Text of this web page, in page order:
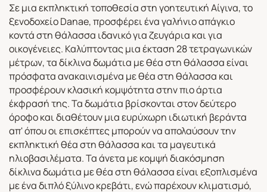
Σε μια εκπληκτική τοποθεσία στη γοητευτική Αίγινα, το
ξενοδοχείο Danae, προσφέρει ένα γαλήνιο απάγκιο
κοντά στη θάλασσα ιδανικό για ζευγάρια και για
οικογένειες. Καλύπτοντας μια έκταση 28 τετραγωνικών
μέτρων, τα δίκλινα δωμάτια με θέα στη θάλασσα είναι
πρόσφατα ανακαινισμένα με θέα στη θάλασσα και
προσφέρουν κλασική κομψότητα στην πιο άρτια
έκφρασή της. Τα δωμάτια βρίσκονται στον δεύτερο
όροφο και διαθέτουν μια ευρύχωρη ιδιωτική βεράντα
απ' όπου οι επισκέπτες μπορούν να απολαύσουν την
εκπληκτική θέα στη θάλασσα και τα μαγευτικά
ηλιοβασιλέματα. Τα άνετα με κομψή διακόσμηση
δίκλινα δωμάτια με θέα στη θάλασσα είναι εξοπλισμένα
με ένα διπλό ξύλινο κρεβάτι, ενώ παρέχουν κλιματισμό,